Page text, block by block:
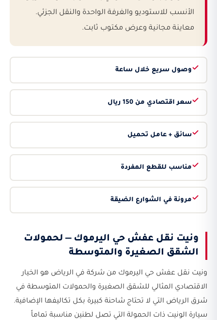
الأنسب للاستوديو والغرفة الواحدة والنقل الجزئي.
معاينة مجانية وعرض مكتوب ثابت.
وصول سريع خلال ساعة
سعر اقتصادي من 150 ريال
سائق + عامل تحميل
مناسب للقطع المفردة
مرونة في الشوارع الضيقة
ونيت نقل عفش حي اليرموك — لحمولات
الشقق الصغيرة والمتوسطة
ونيت نقل عفش حي اليرموك من شركة في الرياض هو الخيار
الاقتصادي المثالي للشقق الصغيرة والحمولات المتوسطة في
شرق الرياض التي لا تحتاج شاحنة كبيرة بكل تكاليفها الإضافية.
سيارة الونيت ذات الحمولة التي تصل لطنين مناسبة تماماً